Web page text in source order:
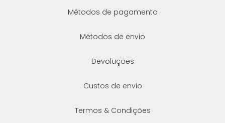
Métodos de pagamento
Métodos de envio
Devoluções
Custos de envio
Termos & Condições